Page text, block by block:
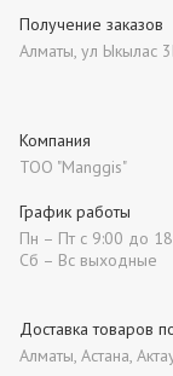
Получение заказов
Алматы, ул Ыкылас
Компания
ТОО "Manggis"
Доставка товаров
Алматы, Астана,
График работы
Пн – Пт с 9:00 до
Сб – Вс выходные